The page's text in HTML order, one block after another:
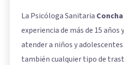
La Psicóloga Sanitaria
experiencia de más de 15 años
atender a niños y
también cualquier tipo de